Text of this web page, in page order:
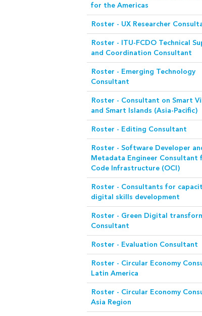
for the Americas
Roster - UX Researcher
Roster - ITU-FCDO Technical
and Coordination Consultant
Roster - Emerging Technology
Consultant
Roster - Consultant on Smart
and Smart Islands (Asia-Pacific)
Roster - Editing Consultant
Roster - Software Developer
Metadata Engineer Consultant
Code Infrastructure (OCI)
Roster - Consultants for
digital skills development
Roster - Green Digital
Consultant
Roster - Evaluation Consultant
Roster - Circular Economy
Latin America
Roster - Circular Economy
Asia Region